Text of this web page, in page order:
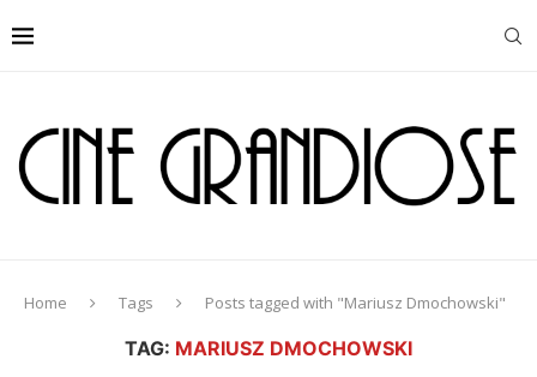
Home Tags Posts tagged with "Mariusz Dmochowski"
TAG: MARIUSZ DMOCHOWSKI